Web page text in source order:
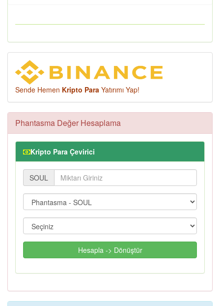
Sende Hemen Kripto Para Yatırımı Yap!
Phantasma Değer Hesaplama
Kripto Para Çevirici
SOUL
Hesapla -> Dönüştür